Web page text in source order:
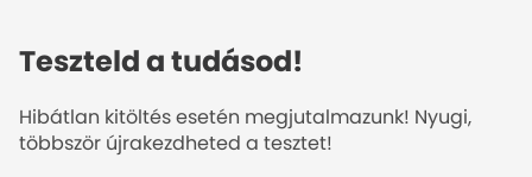
Teszteld a tudásod!
Hibátlan kitöltés esetén megjutalmazunk! Nyugi,
többször újrakezdheted a tesztet!